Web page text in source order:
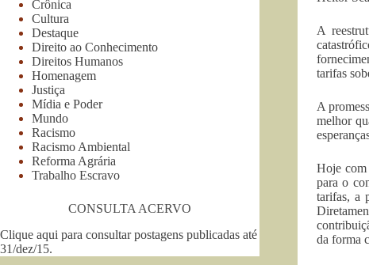
A
tarifas
A
melhor
Hoje com
para o
tarifas, a
da forma
Crônica
Cultura
Destaque
Direito ao Conhecimento
Direitos Humanos
Homenagem
Justiça
Mídia e Poder
Mundo
Racismo
Racismo Ambiental
Reforma Agrária
Trabalho Escravo
CONSULTA ACERVO
Clique aqui para consultar postagens publicadas até
31/dez/15.